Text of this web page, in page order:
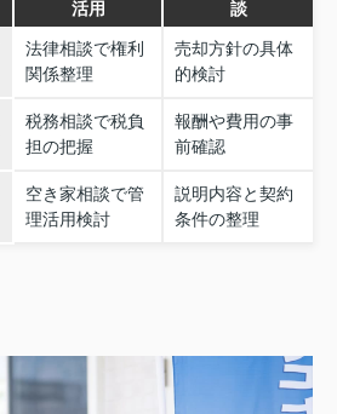
活用 談
法律相談で権利
関係整理
売却方針の具体
的検討
税務相談で税負
担の把握
報酬や費用の事
前確認
空き家相談で管
理活用検討
説明内容と契約
条件の整理